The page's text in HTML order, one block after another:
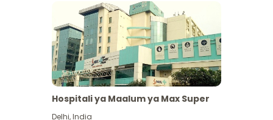
Hospitali ya Maalum ya Max Super
Delhi,India